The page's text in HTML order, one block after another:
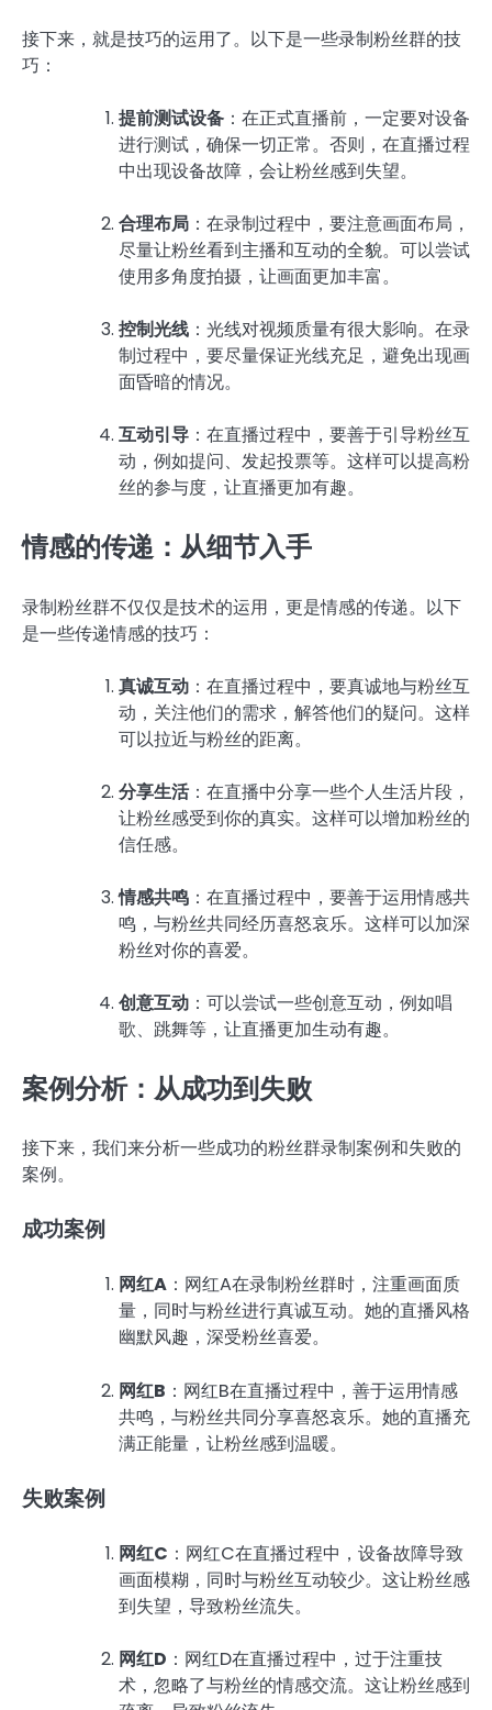
接下来，就是技巧的运用了。以下是一些录制粉丝群的技
巧：
提前测试设备 ：在正式直播前，一定要对设备
进行测试，确保一切正常。否则，在直播过程
中出现设备故障，会让粉丝感到失望。
合理布局 ：在录制过程中，要注意画面布局，
尽量让粉丝看到主播和互动的全貌。可以尝试
使用多角度拍摄，让画面更加丰富。
控制光线 ：光线对视频质量有很大影响。在录
制过程中，要尽量保证光线充足，避免出现画
面昏暗的情况。
互动引导 ：在直播过程中，要善于引导粉丝互
动，例如提问、发起投票等。这样可以提高粉
丝的参与度，让直播更加有趣。
情感的传递：从细节入手
录制粉丝群不仅仅是技术的运用，更是情感的传递。以下
是一些传递情感的技巧：
真诚互动 ：在直播过程中，要真诚地与粉丝互
动，关注他们的需求，解答他们的疑问。这样
可以拉近与粉丝的距离。
分享生活：在直播中分享一些个人生活片段，
让粉丝感受到你的真实。这样可以增加粉丝的
信任感。
情感共鸣 ：在直播过程中，要善于运用情感共
鸣，与粉丝共同经历喜怒哀乐。这样可以加深
粉丝对你的喜爱。
创意互动 ：可以尝试一些创意互动，例如唱
歌、跳舞等，让直播更加生动有趣。
案例分析：从成功到失败
接下来，我们来分析一些成功的粉丝群录制案例和失败的
案例。
成功案例
网红A ：网红A在录制粉丝群时，注重画面质
量，同时与粉丝进行真诚互动。她的直播风格
幽默风趣，深受粉丝喜爱。
网红B ：网红B在直播过程中，善于运用情感
共鸣，与粉丝共同分享喜怒哀乐。她的直播充
满正能量，让粉丝感到温暖。
失败案例
网红C ：网红C在直播过程中，设备故障导致
画面模糊，同时与粉丝互动较少。这让粉丝感
到失望，导致粉丝流失。
网红D ：网红D在直播过程中，过于注重技
术，忽略了与粉丝的情感交流。这让粉丝感到